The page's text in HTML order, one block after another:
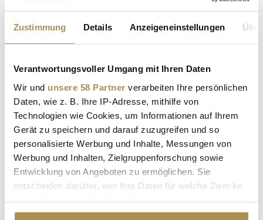
Zustimmung Details Anzeigeneinstellungen
Verantwortungsvoller Umgang mit Ihren Daten
Wir und unsere 58 Partner verarbeiten Ihre persönlichen
Daten, wie z. B. Ihre IP-Adresse, mithilfe von
Technologien wie Cookies, um Informationen auf Ihrem
Gerät zu speichern und darauf zuzugreifen und so
personalisierte Werbung und Inhalte, Messungen von
Werbung und Inhalten, Zielgruppenforschung sowie
Entwicklung von Angeboten zu ermöglichen. Sie
entscheiden darüber, wer Ihre Daten für welche Zwecke
Cookie-Erklärung oder durch Klicken auf das Privacy